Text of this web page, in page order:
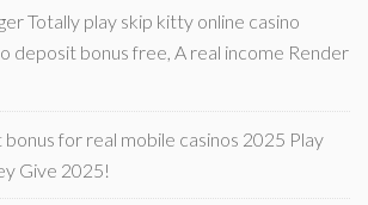
Totally play skip kitty online casino
deposit bonus free, A real income Render
bonus for real mobile casinos 2025 Play
Give 2025!